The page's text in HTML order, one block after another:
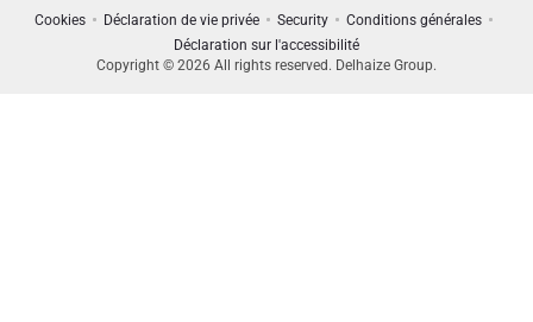
Cookies Déclaration de vie privée Security
Conditions générales
Déclaration sur l'accessibilité
Copyright © 2026 All rights reserved. Delhaize Group.